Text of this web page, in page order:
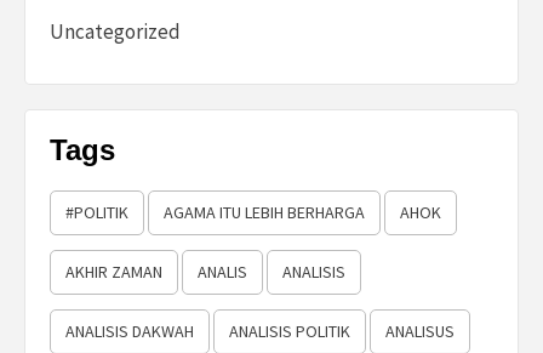
Uncategorized
Tags
#POLITIK AGAMA ITU LEBIH BERHARGA AHOK
AKHIR ZAMAN ANALIS ANALISIS
ANALISIS DAKWAH ANALISIS POLITIK ANALISUS